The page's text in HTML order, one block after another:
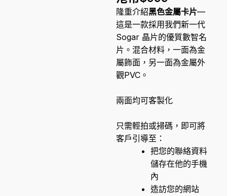
隆重介紹黑色金屬卡片—
這是一款採用我們新一代
Sogar 晶片的優質數智名
片。混合材料，一面為金
屬飾面，另一面為金屬外
觀PVC。
兩面均可客製化
只需輕拍或掃碼，即可將
客戶引導至：
把您的聯絡資料
儲存在他的手機
內
造訪您的網站